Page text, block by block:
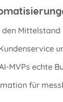
Mittelstand
MVPs echte
für